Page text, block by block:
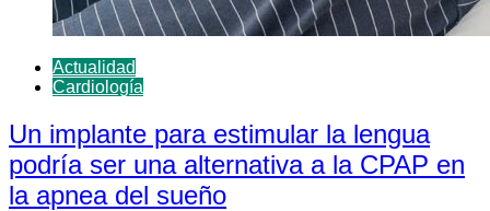
Actualidad
Cardiología
Un implante para estimular la lengua
podría ser una alternativa a la CPAP en
la apnea del sueño